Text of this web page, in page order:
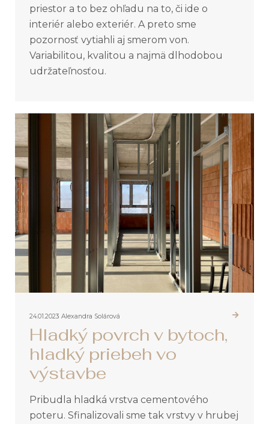
priestor a to bez ohľadu na to, či ide o
interiér alebo exteriér. A preto sme
pozornosť vytiahli aj smerom von.
Variabilitou, kvalitou a najmä dlhodobou
udržateľnosťou.
24.01.2023 Alexandra Solárová
Hladký povrch v bytoch,
hladký priebeh vo
výstavbe
Pribudla hladká vrstva cementového
poteru. Sfinalizovali sme tak vrstvy v hrubej